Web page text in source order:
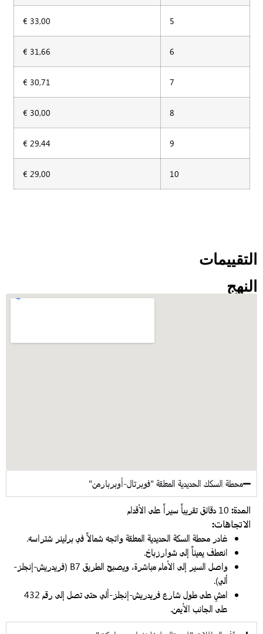
33,00 €
31,66 €
30,71 €
30,00 €
29,44 €
29,00 €
محطة السكك الحديدية المعلقة "فوبرتال-أوبربارمن"
المدة:10 دقائق تقريباً سيراً على الأقدام
الاتجاهات:
غادر محطة السكة الحديدية المعلقة واتجه شمالاً في برلينر شتراسه.
انعطف يميناً إلى شوارزباخ.
واصل السير إلى الأمام مباشرة، ويصبح الطريق B7 (فريدريش-إنجلز-
ألي).
امشِ على طول شارع فريدريش-إنجلز-ألي حتى تصل إلى رقم 432
على الجانب الأيمن.